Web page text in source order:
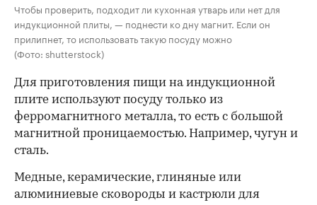
Чтобы проверить, подходит ли кухонная утварь или нет для
индукционной плиты, — поднести ко дну магнит. Если он
прилипнет, то использовать такую посуду можно
(Фото: shutterstock)
Для приготовления пищи на индукционной
плите используют посудутолько из
ферромагнитного металла, то есть с большой
магнитной проницаемостью. Например, чугун и
сталь.
Медные, керамические, глиняные или
алюминиевые сковороды и кастрюли для